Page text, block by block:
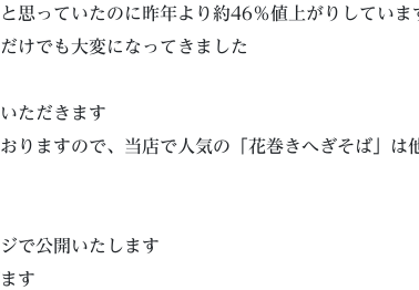
思っていたのに昨年より約46％値上がりしていま
けでも大変になってきました
ただきます
りますので、当店で人気の「花巻きへぎそば」は
で公開いたします
す